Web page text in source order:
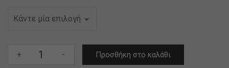
+
Aromamizer
- Προσθήκη στο καλάθι